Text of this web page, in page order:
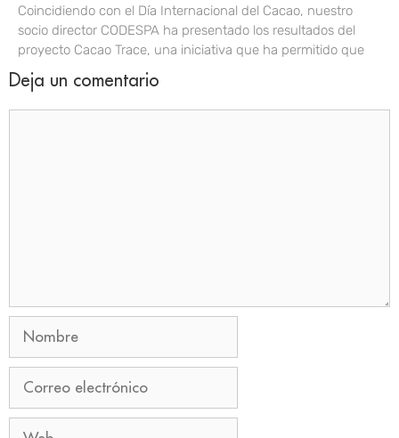
Coincidiendo con el Día Internacional del Cacao, nuestro
socio director CODESPA ha presentado los resultados del
proyecto Cacao Trace, una iniciativa que ha permitido que
Deja un comentario